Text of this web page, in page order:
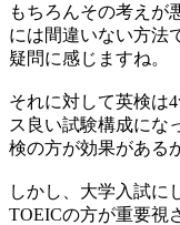
もちろんその考えが
には間違いない方法
疑問に感じますね。
それに対して英検は
ス良い試験構成にな
検の方が効果がある
しかし、大学入試に
TOEICの方が重要視